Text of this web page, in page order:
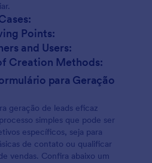
Points:
and Users:
Creation Methods:
para Geração
geração de leads eficaz
simples que pode ser
específicos, seja para
de contato ou qualificar
vendas. Confira abaixo um